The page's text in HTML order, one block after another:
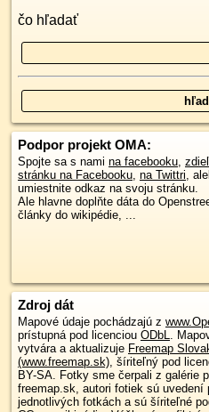
čo hľadať
Podpor projekt OMA:
Spojte sa s nami na facebooku,
stránku na Facebooku, na Twittri,
umiestnite odkaz na svoju stránku.
Ale hlavne doplňte dáta do
články do wikipédie, ...
Zdroj dát
Mapové údaje pochádzajú z
prístupná pod licenciou ODbL.
vytvára a aktualizuje Freemap
(www.freemap.sk), šíriteľný pod
BY-SA. Fotky sme čerpali z galérie
freemap.sk, autori fotiek sú uvedení
jednotlivých fotkách a sú šíriteľné